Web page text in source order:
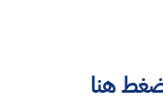
هنا